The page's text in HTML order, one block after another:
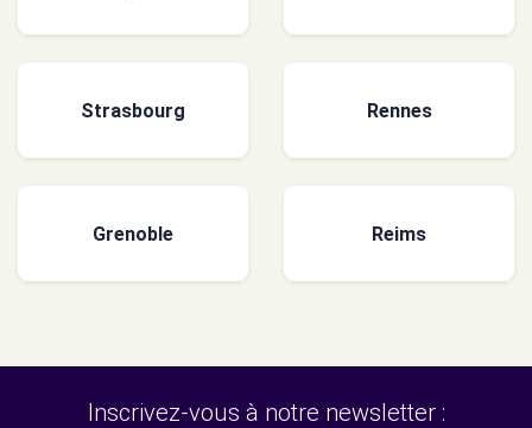
Strasbourg Rennes
Grenoble Reims
Inscrivez-vous à notre newsletter :